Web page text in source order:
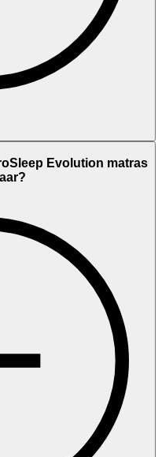
Evolution matras